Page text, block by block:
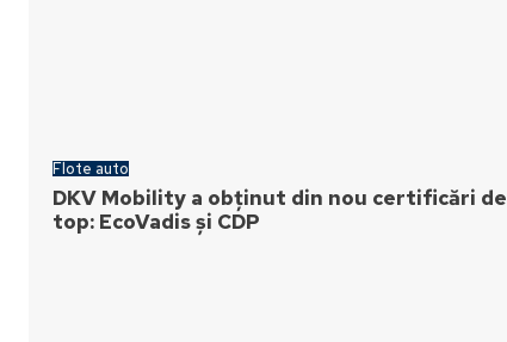
Flote auto
DKV Mobility a obținut din nou certificări de
top: EcoVadis și CDP